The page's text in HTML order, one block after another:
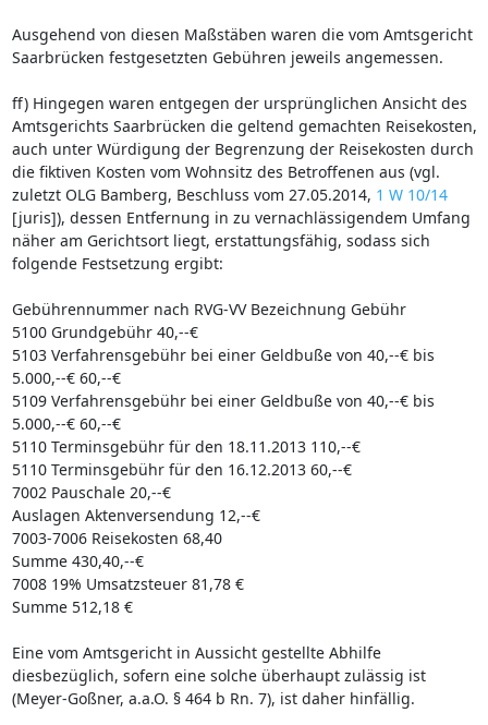
Ausgehend von diesen Maßstäben waren die vom Amtsgericht
Saarbrücken festgesetzten Gebühren jeweils angemessen.
ff) Hingegen waren entgegen der ursprünglichen Ansicht des
Amtsgerichts Saarbrücken die geltend gemachten Reisekosten,
auch unter Würdigung der Begrenzung der Reisekosten durch
die fiktiven Kosten vom Wohnsitz des Betroffenen aus (vgl.
zuletzt OLG Bamberg, Beschluss vom 27.05.2014, 1 W 10/14
[juris]), dessen Entfernung in zu vernachlässigendem Umfang
näher am Gerichtsort liegt, erstattungsfähig, sodass sich
folgende Festsetzung ergibt:
Gebührennummer nach RVG-VV Bezeichnung Gebühr
5100 Grundgebühr 40,--€
5103 Verfahrensgebühr bei einer Geldbuße von 40,--€ bis
5.000,--€ 60,--€
5109 Verfahrensgebühr bei einer Geldbuße von 40,--€ bis
5.000,--€ 60,--€
5110 Terminsgebühr für den 18.11.2013 110,--€
5110 Terminsgebühr für den 16.12.2013 60,--€
7002 Pauschale 20,--€
Auslagen Aktenversendung 12,--€
7003-7006 Reisekosten 68,40
Summe 430,40,--€
7008 19% Umsatzsteuer 81,78 €
Summe 512,18 €
Eine vom Amtsgericht in Aussicht gestellte Abhilfe
diesbezüglich, sofern eine solche überhaupt zulässig ist
(Meyer-Goßner, a.a.O. § 464 b Rn. 7), ist daher hinfällig.